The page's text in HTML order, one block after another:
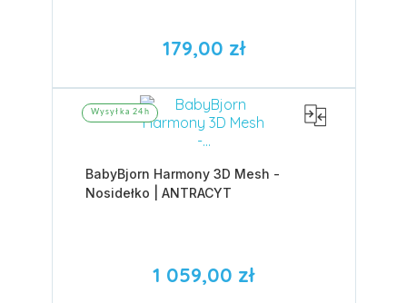
179,00 zł
Wysyłka 24h
BabyBjorn Harmony 3D Mesh -
Nosidełko | ANTRACYT
1 059,00 zł